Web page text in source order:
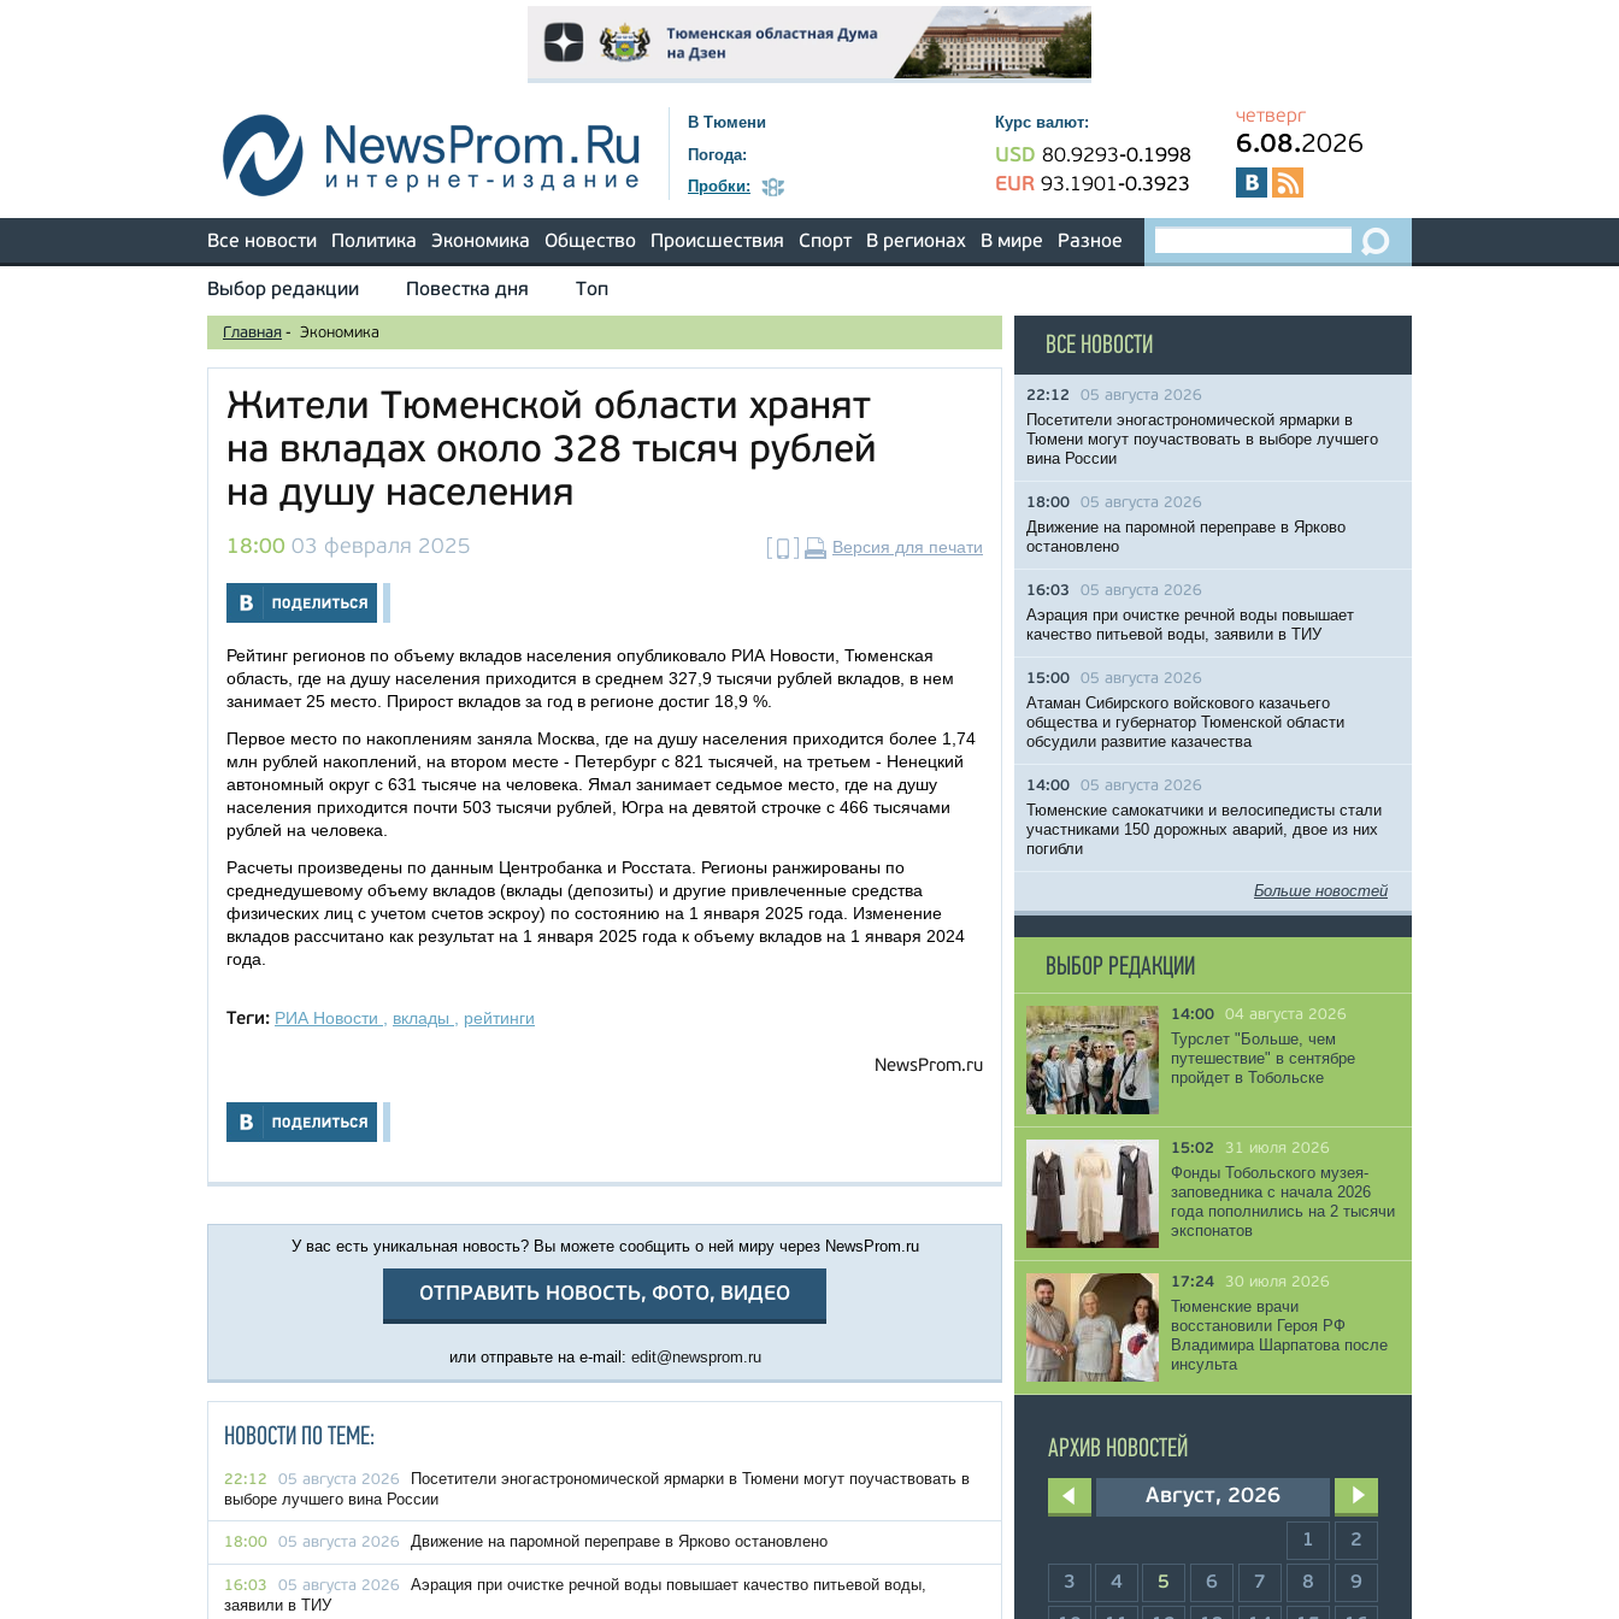
В Тюмени
Погода:
Пробки:
Курс валют:
USD 80.9293-0.1998
EUR 93.1901-0.3923
четверг
6.08.2026
Все новости Политика Экономика Общество Происшествия Спорт В регионах В мире Разное
Выбор редакции Повестка дня Топ
Главная - Экономика
Жители Тюменской области хранят
на вкладах около 328 тысяч рублей
на душу населения
18:00 03 февраля 2025 Версия для печати
Рейтинг регионов по объему вкладов населения опубликовало РИА Новости, Тюменская
область, где на душу населения приходится в среднем 327,9 тысячи рублей вкладов, в нем
занимает 25 место. Прирост вкладов за год в регионе достиг 18,9 %.
Первое место по накоплениям заняла Москва, где на душу населения приходится более 1,74
млн рублей накоплений, на втором месте - Петербург с 821 тысячей, на третьем - Ненецкий
автономный округ с 631 тысяче на человека. Ямал занимает седьмое место, где на душу
населения приходится почти 503 тысячи рублей, Югра на девятой строчке с 466 тысячами
рублей на человека.
Расчеты произведены по данным Центробанка и Росстата. Регионы ранжированы по
среднедушевому объему вкладов (вклады (депозиты) и другие привлеченные средства
физических лиц c учетом счетов эскроу) по состоянию на 1 января 2025 года. Изменение
вкладов рассчитано как результат на 1 января 2025 года к объему вкладов на 1 января 2024
года.
Теги: РИА Новости вклады рейтинги
NewsProm.ru
У вас есть уникальная новость? Вы можете сообщить о ней миру через NewsProm.ru
ОТПРАВИТЬ НОВОСТЬ, ФОТО, ВИДЕО
или отправьте на e-mail: edit@newsprom.ru
НОВОСТИ ПО ТЕМЕ:
22:12 05 августа 2026
Посетители эногастрономической ярмарки в Тюмени могут поучаствовать в
выборе лучшего вина России
18:00 05 августа 2026 Движение на паромной переправе в Ярково остановлено
16:03 05 августа 2026
Аэрация при очистке речной воды повышает качество питьевой воды,
заявили в ТИУ
ВСЕ НОВОСТИ
22:12 05 августа 2026
Посетители эногастрономической ярмарки в
Тюмени могут поучаствовать в выборе лучшего
вина России
18:00 05 августа 2026
Движение на паромной переправе в Ярково
остановлено
16:03 05 августа 2026
Аэрация при очистке речной воды повышает
качество питьевой воды, заявили в ТИУ
15:00 05 августа 2026
Атаман Сибирского войскового казачьего
общества и губернатор Тюменской области
обсудили развитие казачества
14:00 05 августа 2026
Тюменские самокатчики и велосипедисты стали
участниками 150 дорожных аварий, двое из них
погибли
Больше новостей
ВЫБОР РЕДАКЦИИ
14:00 04 августа 2026
Турслет "Больше, чем
путешествие" в сентябре
пройдет в Тобольске
15:02 31 июля 2026
Фонды Тобольского музея-
заповедника с начала 2026
года пополнились на 2 тысячи
экспонатов
17:24 30 июля 2026
Тюменские врачи
восстановили Героя РФ
Владимира Шарпатова после
инсульта
АРХИВ НОВОСТЕЙ
Август, 2026
1 2
3 4 5 6 7 8 9